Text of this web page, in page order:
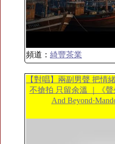
頻道： 綺豐茶業
【對唱】兩副男聲 把情
不搶拍 只留余溫 ｜《
And